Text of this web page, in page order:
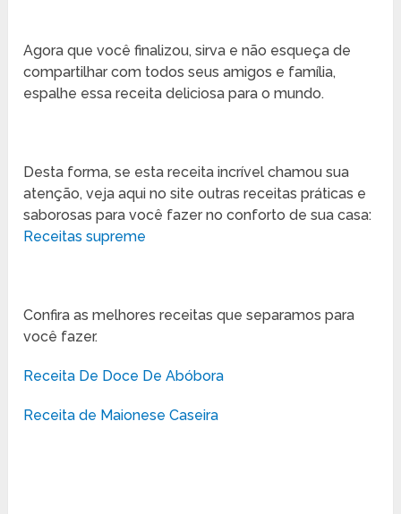
Agora que você finalizou, sirva e não esqueça de
compartilhar com todos seus amigos e família,
espalhe essa receita deliciosa para o mundo.
Desta forma, se esta receita incrível chamou sua
atenção, veja aqui no site outras receitas práticas e
saborosas para você fazer no conforto de sua casa:
Receitas supreme
Confira as melhores receitas que separamos para
você fazer.
Receita De Doce De Abóbora
Receita de Maionese Caseira